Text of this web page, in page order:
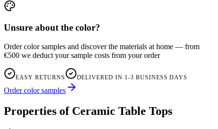
Unsure about the color?
Order color samples and discover the materials at home — from
€500 we deduct your sample costs from your order
EASY RETURNS DELIVERED IN 1-3 BUSINESS DAYS
Order color samples
Properties of Ceramic Table Tops